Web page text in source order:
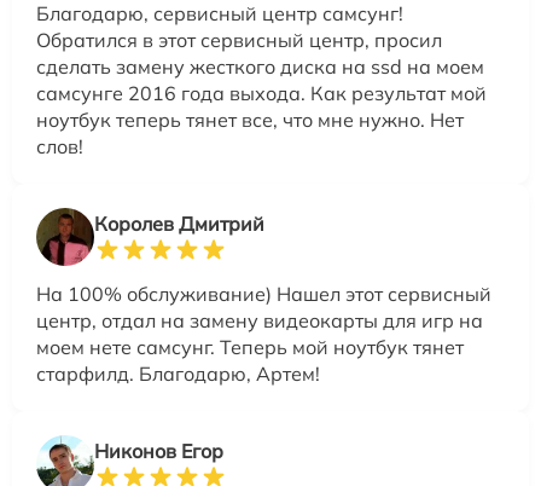
Благодарю, сервисный центр самсунг!
Обратился в этот сервисный центр, просил
сделать замену жесткого диска на ssd на моем
самсунге 2016 года выхода. Как результат мой
ноутбук теперь тянет все, что мне нужно. Нет
слов!
Королев Дмитрий
На 100% обслуживание) Нашел этот сервисный
центр, отдал на замену видеокарты для игр на
моем нете самсунг. Теперь мой ноутбук тянет
старфилд. Благодарю, Артем!
Никонов Егор